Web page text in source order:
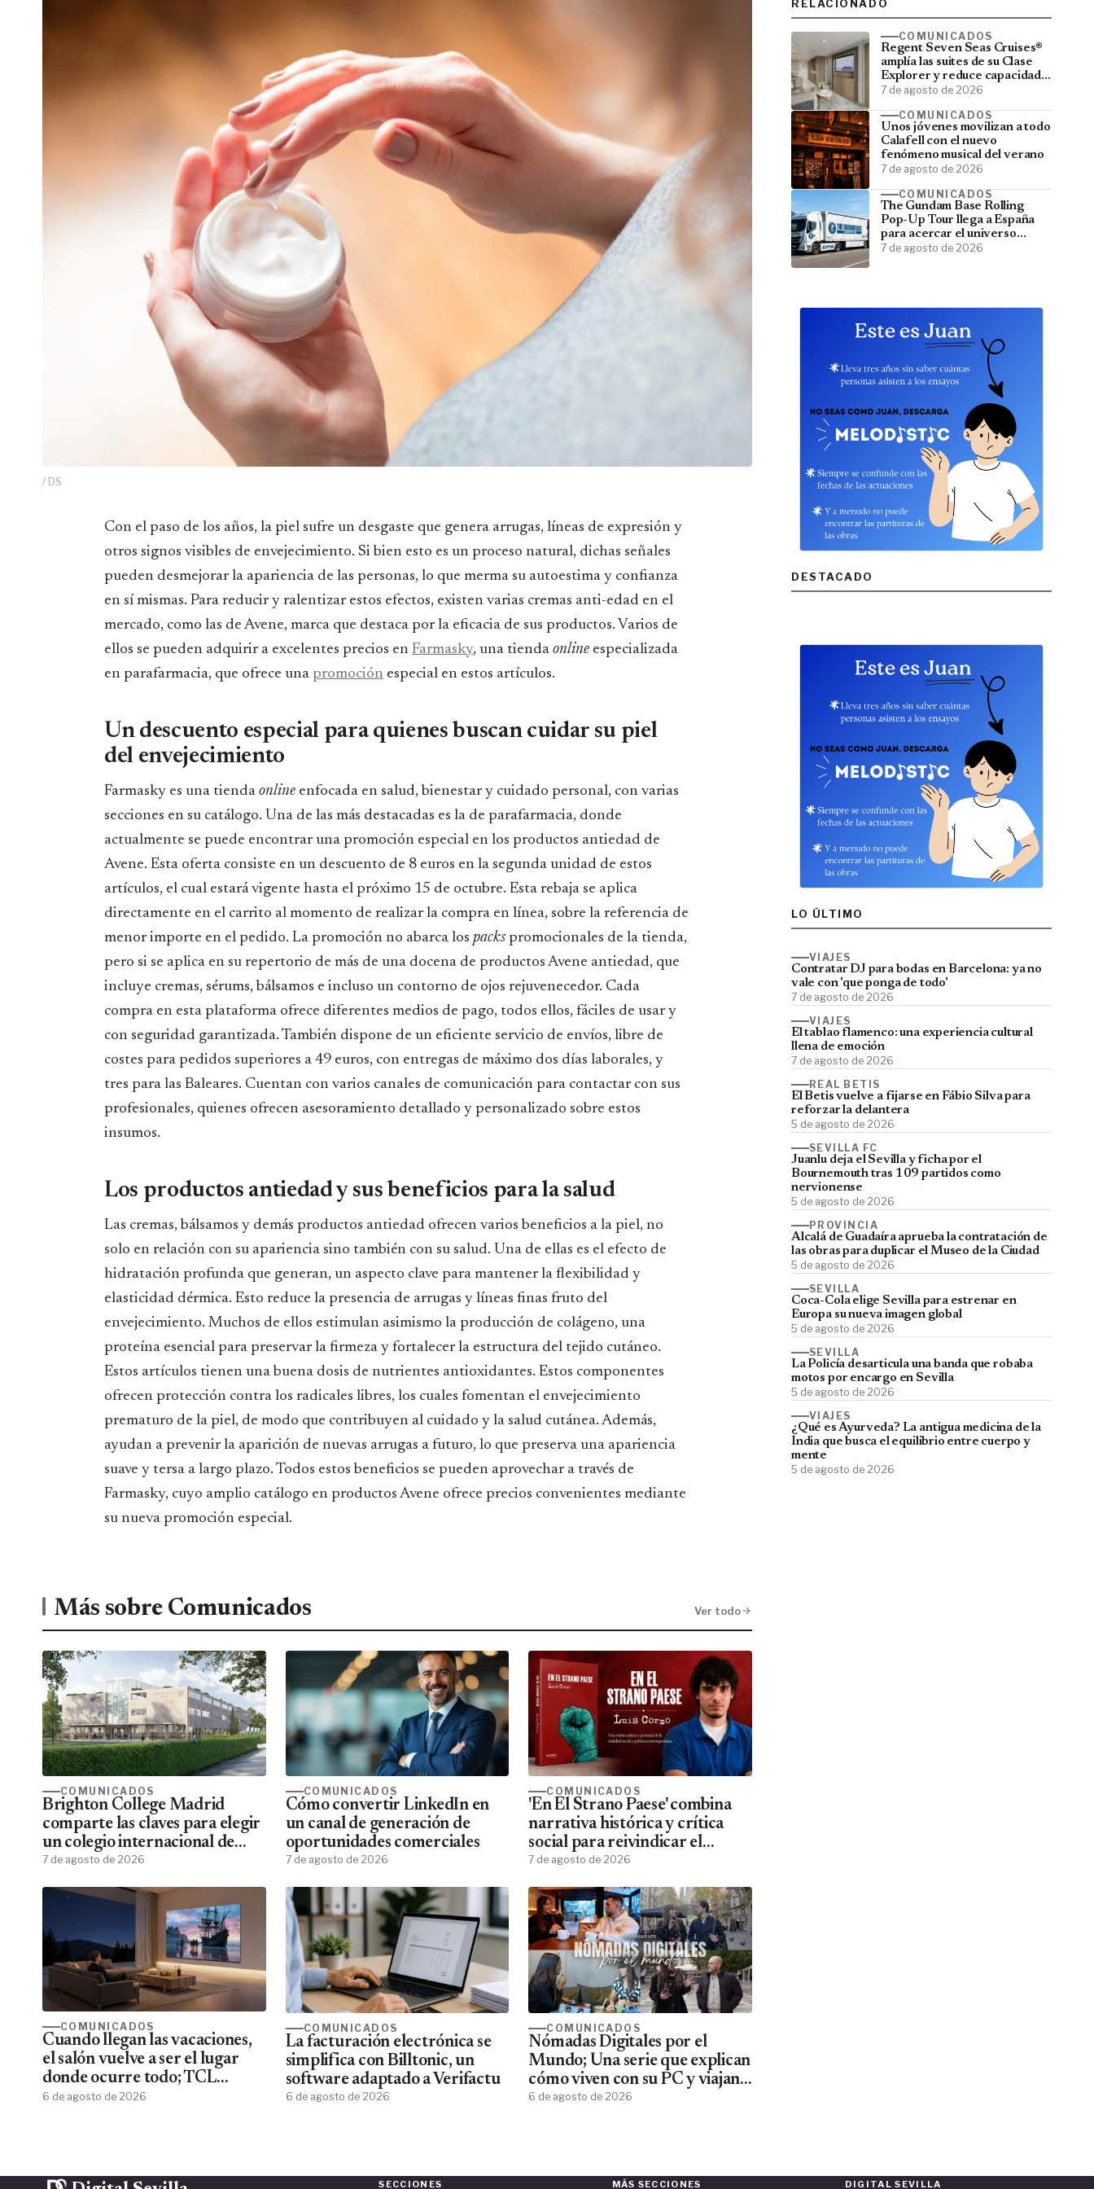
/ DS
Con el paso de los años, la piel sufre un desgaste que genera arrugas, líneas de expresión y
otros signos visibles de envejecimiento. Si bien esto es un proceso natural, dichas señales
pueden desmejorar la apariencia de las personas, lo que merma su autoestima y confianza
en sí mismas. Para reducir y ralentizar estos efectos, existen varias cremas anti-edad en el
mercado, como las de Avene, marca que destaca por la eficacia de sus productos. Varios de
ellos se pueden adquirir a excelentes precios en Farmasky, una tienda online especializada
en parafarmacia, que ofrece una promoción especial en estos artículos.
Un descuento especial para quienes buscan cuidar su piel
del envejecimiento
Farmasky es una tienda online enfocada en salud, bienestar y cuidado personal, con varias
secciones en su catálogo. Una de las más destacadas es la de parafarmacia, donde
actualmente se puede encontrar una promoción especial en los productos antiedad de
Avene. Esta oferta consiste en un descuento de 8 euros en la segunda unidad de estos
artículos, el cual estará vigente hasta el próximo 15 de octubre. Esta rebaja se aplica
directamente en el carrito al momento de realizar la compra en línea, sobre la referencia de
menor importe en el pedido. La promoción no abarca los packs promocionales de la tienda,
pero si se aplica en su repertorio de más de una docena de productos Avene antiedad, que
incluye cremas, sérums, bálsamos e incluso un contorno de ojos rejuvenecedor. Cada
compra en esta plataforma ofrece diferentes medios de pago, todos ellos, fáciles de usar y
con seguridad garantizada. También dispone de un eficiente servicio de envíos, libre de
costes para pedidos superiores a 49 euros, con entregas de máximo dos días laborales, y
tres para las Baleares. Cuentan con varios canales de comunicación para contactar con sus
profesionales, quienes ofrecen asesoramiento detallado y personalizado sobre estos
insumos.
Los productos antiedad y sus beneficios para la salud
Las cremas, bálsamos y demás productos antiedad ofrecen varios beneficios a la piel, no
solo en relación con su apariencia sino también con su salud. Una de ellas es el efecto de
hidratación profunda que generan, un aspecto clave para mantener la flexibilidad y
elasticidad dérmica. Esto reduce la presencia de arrugas y líneas finas fruto del
envejecimiento. Muchos de ellos estimulan asimismo la producción de colágeno, una
proteína esencial para preservar la firmeza y fortalecer la estructura del tejido cutáneo.
Estos artículos tienen una buena dosis de nutrientes antioxidantes. Estos componentes
ofrecen protección contra los radicales libres, los cuales fomentan el envejecimiento
prematuro de la piel, de modo que contribuyen al cuidado y la salud cutánea. Además,
ayudan a prevenir la aparición de nuevas arrugas a futuro, lo que preserva una apariencia
suave y tersa a largo plazo. Todos estos beneficios se pueden aprovechar a través de
Farmasky, cuyo amplio catálogo en productos Avene ofrece precios convenientes mediante
su nueva promoción especial.
Más sobre Comunicados Ver todo
COMUNICADOS
Brighton College Madrid
comparte las claves para elegir
un colegio internacional de
excelencia
7 de agosto de 2026
COMUNICADOS
Cómo convertir LinkedIn en
un canal de generación de
oportunidades comerciales
7 de agosto de 2026
COMUNICADOS
'En El Strano Paese' combina
narrativa histórica y crítica
social para reivindicar el
humanismo
7 de agosto de 2026
COMUNICADOS
Cuando llegan las vacaciones,
el salón vuelve a ser el lugar
donde ocurre todo; TCL
convierte el televisor en el
6 de agosto de 2026
COMUNICADOS
La facturación electrónica se
simplifica con Billtonic, un
software adaptado a Verifactu
6 de agosto de 2026
COMUNICADOS
Nómadas Digitales por el
Mundo; Una serie que explican
cómo viven con su PC y viajan
por el mundo
6 de agosto de 2026
RELACIONADO
COMUNICADOS
Regent Seven Seas Cruises®
amplía las suites de su Clase
Explorer y reduce capacidad;
menos pasajeros, más espacio
7 de agosto de 2026
COMUNICADOS
Unos jóvenes movilizan a todo
Calafell con el nuevo
fenómeno musical del verano
7 de agosto de 2026
COMUNICADOS
The Gundam Base Rolling
Pop-Up Tour llega a España
para acercar el universo
Gundam a todos los fans
7 de agosto de 2026
DESTACADO
LO ÚLTIMO
VIAJES
Contratar DJ para bodas en Barcelona: ya no
vale con 'que ponga de todo'
7 de agosto de 2026
VIAJES
El tablao flamenco: una experiencia cultural
llena de emoción
7 de agosto de 2026
REAL BETIS
El Betis vuelve a fijarse en Fábio Silva para
reforzar la delantera
5 de agosto de 2026
SEVILLA FC
Juanlu deja el Sevilla y ficha por el
Bournemouth tras 109 partidos como
nervionense
5 de agosto de 2026
PROVINCIA
Alcalá de Guadaíra aprueba la contratación de
las obras para duplicar el Museo de la Ciudad
5 de agosto de 2026
SEVILLA
Coca-Cola elige Sevilla para estrenar en
Europa su nueva imagen global
5 de agosto de 2026
SEVILLA
La Policía desarticula una banda que robaba
motos por encargo en Sevilla
5 de agosto de 2026
VIAJES
¿Qué es Ayurveda? La antigua medicina de la
India que busca el equilibrio entre cuerpo y
mente
5 de agosto de 2026
SECCIONES MÁS SECCIONES DIGITAL SEVILLA